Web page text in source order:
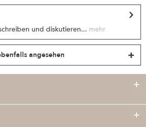
und diskutieren... mehr
angesehen